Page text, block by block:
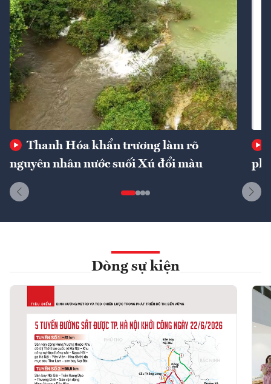
Thanh Hóa khẩn trương làm rõ
nguyên nhân nước suối Xú đổi màu
phí
Dòng sự kiện